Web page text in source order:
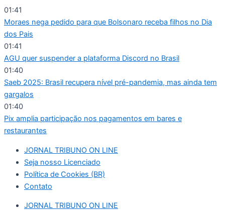
Ir
para
o
conteúdo
01:41
Moraes nega pedido para que Bolsonaro receba filhos no Dia
dos Pais
01:41
AGU quer suspender a plataforma Discord no Brasil
01:40
Saeb 2025: Brasil recupera nível pré-pandemia, mas ainda tem
gargalos
01:40
Pix amplia participação nos pagamentos em bares e
restaurantes
JORNAL TRIBUNO ON LINE
Seja nosso Licenciado
Política de Cookies (BR)
Contato
JORNAL TRIBUNO ON LINE